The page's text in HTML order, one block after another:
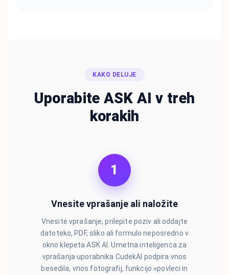
KAKO DELUJE
Uporabite ASK AI v treh
korakih
1
Vnesite vprašanje ali naložite
Vnesite vprašanje, prilepite poziv ali oddajte
datoteko, PDF, sliko ali formulo neposredno v
okno klepeta ASK AI. Umetna inteligenca za
vprašanja uporabnika CudekAI podpira vnos
besedila, vnos fotografij, funkcijo »povleci in